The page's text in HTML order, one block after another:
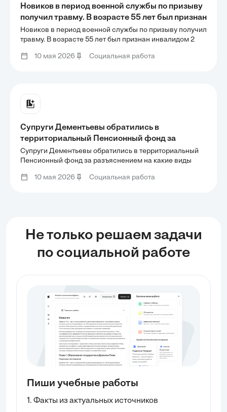
Новиков в период военной службы по призыву
получил травму. В возрасте 55 лет был признан
инвалидом 2 группы, при исполнении иных
обязанностей военной службы. На момент
обращения страховой стаж Новикова составил
35 лет, на иждивении находится сын, студент
Новиков в период военной службы по призыву получил
травму. В возрасте 55 лет был признан инвалидом 2
службы. На момент обращения страховой стаж
10 мая 2026 Социальная работа
Супруги Дементьевы обратились в
территориальный Пенсионный фонд за
разъяснением на какие виды социального
обеспечения могут претендовать Дементьев
66 лет, никогда не работавший, и его супруга
Дементьева 63 года, инвалид 1 группы?
Супруги Дементьевы обратились в территориальный
Пенсионный фонд за разъяснением на какие виды
Дементьев 66 лет, никогда не работавший, и его
10 мая 2026 Социальная работа
Не только решаем задачи
по социальной работе
Пиши учебные работы
1. Факты из актуальных источников